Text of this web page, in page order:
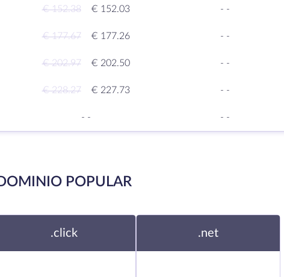
€ 152.38 € 152.03 - -
€ 177.67 € 177.26 - -
€ 202.97 € 202.50 - -
€ 228.27 € 227.73 - -
- - - -
POPULAR
.click .net